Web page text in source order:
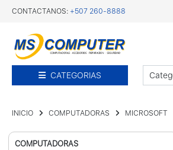
CONTACTANOS: +507 260-8888
CATEGORIAS
INICIO COMPUTADORAS MICROSOFT
COMPUTADORAS